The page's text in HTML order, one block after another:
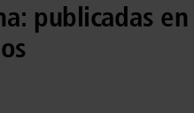
publicadas en